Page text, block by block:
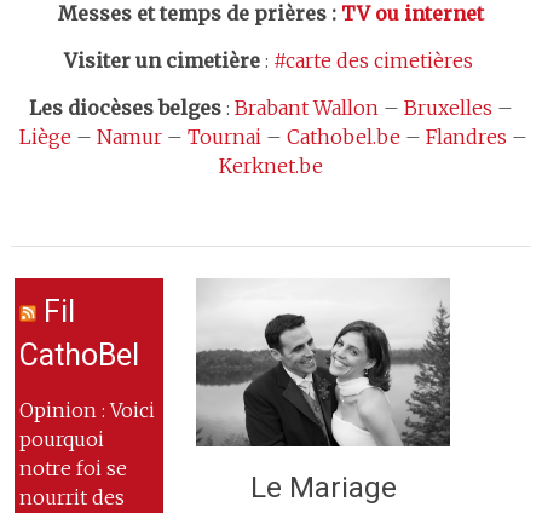
Messes et temps de prières: TV ou internet
Visiter un cimetière: #carte des cimetières
Les diocèses belges: Brabant Wallon– Bruxelles –
Liège – Namur– Tournai– Cathobel.be – Flandres –
Kerknet.be
Fil
CathoBel
Opinion : Voici
pourquoi
notre foi se
nourrit des
Le Mariage